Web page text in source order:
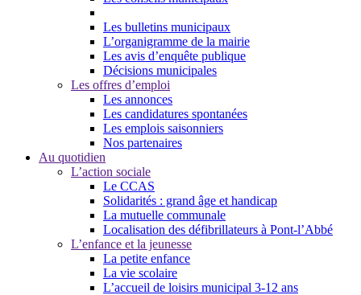
Les bulletins municipaux
L’organigramme de la mairie
Les avis d’enquête publique
Décisions municipales
Les offres d’emploi
Les annonces
Les candidatures spontanées
Les emplois saisonniers
Nos partenaires
Au quotidien
L’action sociale
Le CCAS
Solidarités : grand âge et handicap
La mutuelle communale
Localisation des défibrillateurs à Pont-l’Abbé
L’enfance et la jeunesse
La petite enfance
La vie scolaire
L’accueil de loisirs municipal 3-12 ans